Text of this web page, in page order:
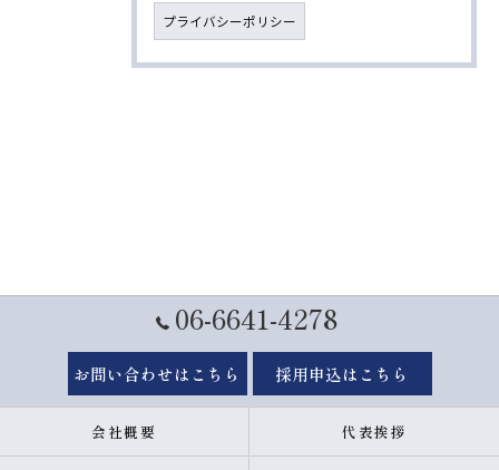
プライバシーポリシー
06-6641-4278
お問い合わせはこちら 採用申込はこちら
会社概要 代表挨拶